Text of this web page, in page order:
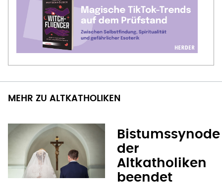
MEHR ZU ALTKATHOLIKEN
Bistumssynode
der
Altkatholiken
beendet